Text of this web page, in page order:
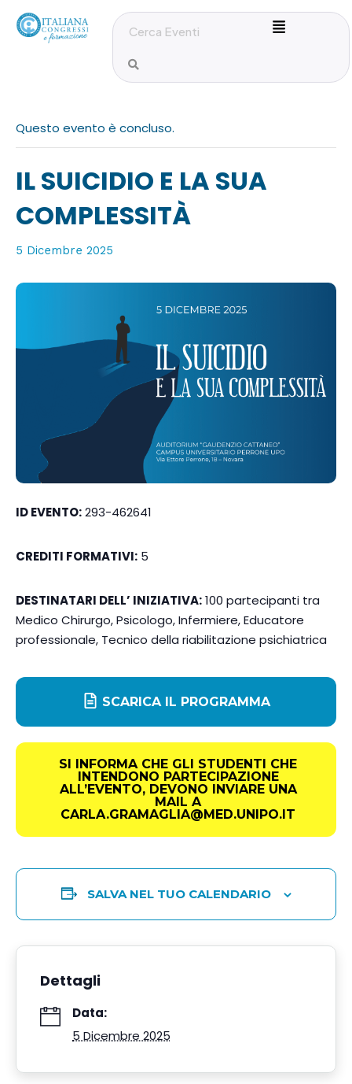
Questo evento è concluso.
IL SUICIDIO E LA SUA
COMPLESSITÀ
5 Dicembre 2025
ID EVENTO:293-462641
CREDITI FORMATIVI: 5
DESTINATARI DELL’ INIZIATIVA:100 partecipanti tra
Medico Chirurgo, Psicologo, Infermiere, Educatore
professionale, Tecnico della riabilitazione psichiatrica
SCARICA IL PROGRAMMA
SI INFORMA CHE GLI STUDENTI CHE
INTENDONO PARTECIPAZIONE
ALL’EVENTO, DEVONO INVIARE UNA
MAIL A
CARLA.GRAMAGLIA@MED.UNIPO.IT
SALVA NEL TUO CALENDARIO
Dettagli
Data:
5 Dicembre 2025